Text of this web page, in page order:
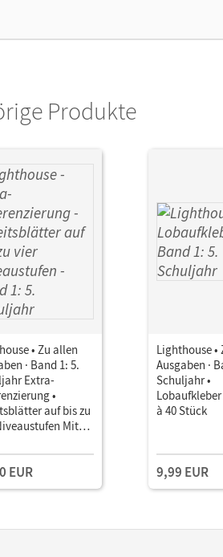
Produkte
• Zu allen
· Band 1: 5.
Extra-
•
auf bis zu
Mit
EUR
Lighthouse •
Ausgaben ·
Schuljahr •
à 40 Stück
9,99 EUR